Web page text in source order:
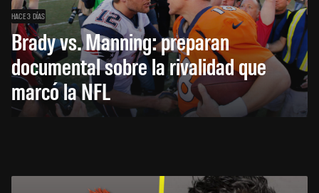
HACE 3 DÍAS
Brady vs. Manning: preparan
documental sobre la rivalidad que
marcó la NFL